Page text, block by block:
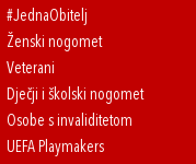
#JednaObitelj
Ženski nogomet
Veterani
Dječji i školski nogomet
Osobe s invaliditetom
UEFA Playmakers